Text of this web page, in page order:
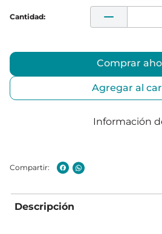
Comprar
Agregar al
Información
Descripción